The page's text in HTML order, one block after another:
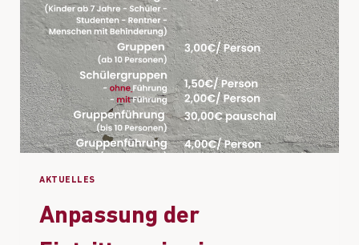
AKTUELLES
Anpassung der